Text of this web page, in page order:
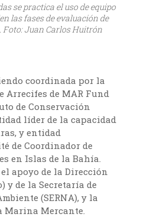
se practica el uso de equipo
las fases de evaluación de
Foto: Juan Carlos Huitrón
coordinada por la
Arrecifes de MAR Fund
de Conservación
líder de la capacidad
y entidad
de Coordinador de
en Islas de la Bahía.
apoyo de la Dirección
y de la Secretaría de
(SERNA), y la
Marina Mercante.